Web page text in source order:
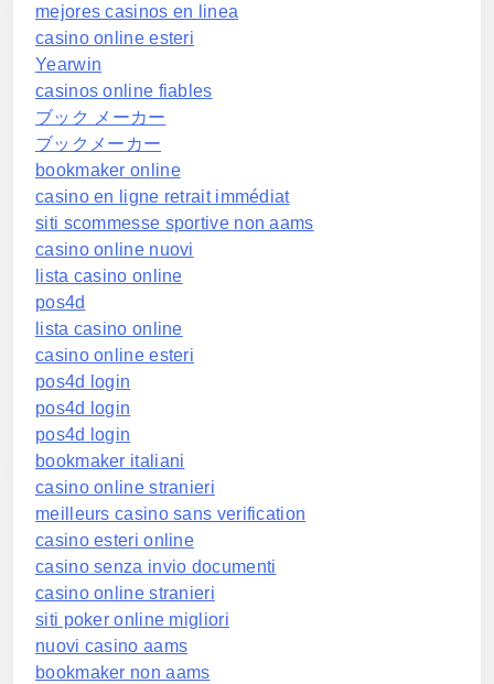
mejores casinos en linea
casino online esteri
Yearwin
casinos online fiables
ブック メーカー
ブックメーカー
bookmaker online
casino en ligne retrait immédiat
siti scommesse sportive non aams
casino online nuovi
lista casino online
pos4d
lista casino online
casino online esteri
pos4d login
pos4d login
pos4d login
bookmaker italiani
casino online stranieri
meilleurs casino sans verification
casino esteri online
casino senza invio documenti
casino online stranieri
siti poker online migliori
nuovi casino aams
bookmaker non aams